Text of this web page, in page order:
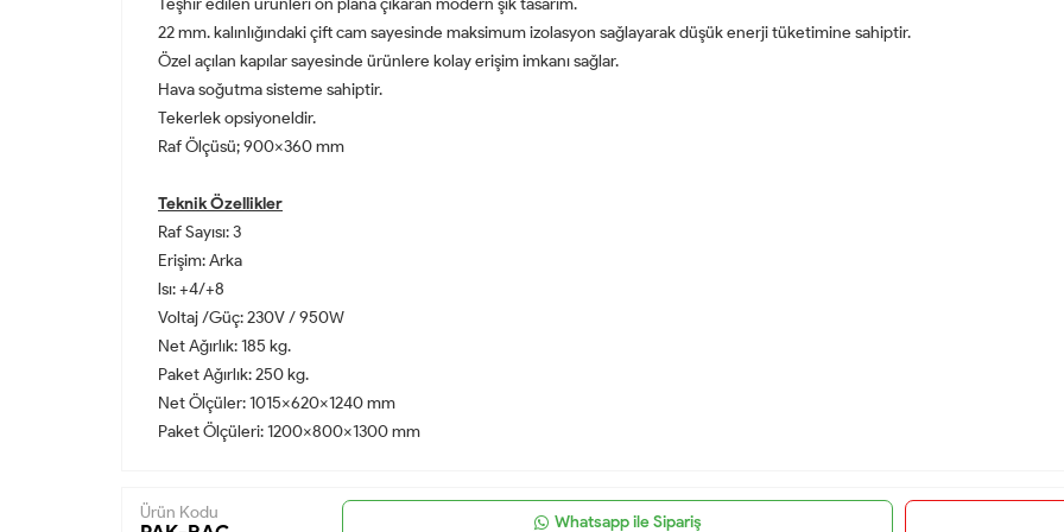
Teşhir edilen ürünleri ön plana çıkaran modern şık tasarım.
22 mm. kalınlığındaki çift cam sayesinde maksimum izolasyon sağlayarak düşük enerji tüketimine sahiptir.
Özel açılan kapılar sayesinde ürünlere kolay erişim imkanı sağlar.
Hava soğutma sisteme sahiptir.
Tekerlek opsiyoneldir.
Raf Ölçüsü; 900x360 mm
Teknik Özellikler
Raf Sayısı: 3
Erişim: Arka
lsı: +4/+8
Voltaj /Güç: 230V / 950W
Net Ağırlık: 185 kg.
Paket Ağırlık: 250 kg.
Net Ölçüler: 1015x620x1240 mm
Paket Ölçüleri: 1200x800x1300 mm
Ürün Kodu Whatsapp ile Sipariş